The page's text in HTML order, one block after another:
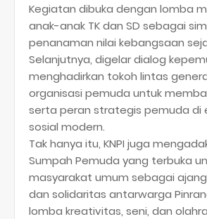
Kegiatan dibuka dengan lomba
anak-anak TK dan SD sebagai
penanaman nilai kebangsaan
Selanjutnya, digelar dialog
menghadirkan tokoh lintas
organisasi pemuda untuk
serta peran strategis pemuda di
sosial modern.
Tak hanya itu, KNPI juga
Sumpah Pemuda yang terbuka
masyarakat umum sebagai
dan solidaritas antarwarga
lomba kreativitas, seni, dan